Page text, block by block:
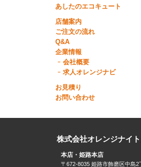
あしたのエコキュート
店舗案内
ご注文の流れ
Q&A
企業情報
会社概要
求人オレンジナビ
お見積り
お問い合わせ
株式会社オレンジナイ
本店・姫路本店
〒672-8035 姫路市飾磨区中島2